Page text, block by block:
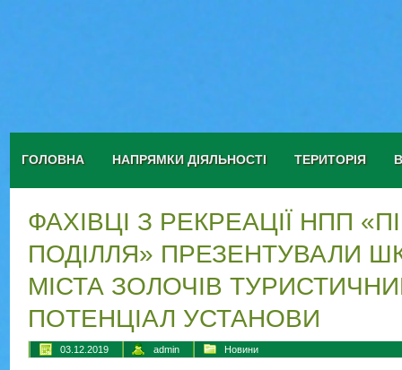
ГОЛОВНА НАПРЯМКИ ДІЯЛЬНОСТІ ТЕРИТОРІЯ
ФАХІВЦІ З РЕКРЕАЦІЇ НПП
ПОДІЛЛЯ» ПРЕЗЕНТУВАЛИ
МІСТА ЗОЛОЧІВ
ПОТЕНЦІАЛ УСТАНОВИ
03.12.2019 admin Новини